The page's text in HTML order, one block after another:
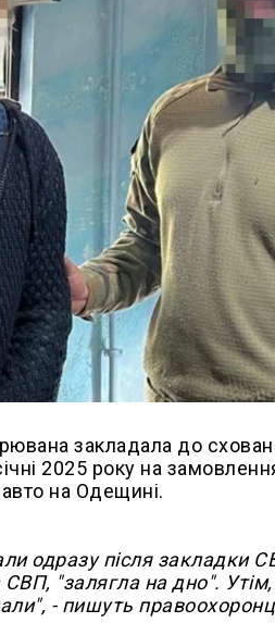
закладала до
2025 року на
на Одещині.
одразу після закладки
"залягла на дно".
- пишуть